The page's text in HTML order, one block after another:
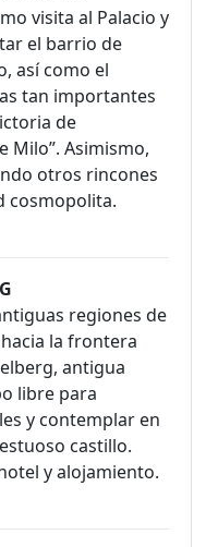
visita al Palacio y
el barrio de
así como el
tan importantes
de
Milo”. Asimismo,
otros rincones
cosmopolita.
regiones de
la frontera
antigua
libre para
y contemplar en
castillo.
y alojamiento.